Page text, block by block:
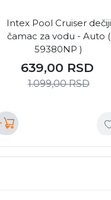
Intex Pool Cruiser dečiji
čamac za vodu - Auto (
59380NP )
639,00 RSD
1.099,00RSD